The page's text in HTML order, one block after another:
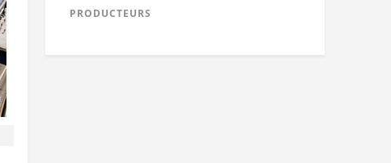
PRODUCTEURS